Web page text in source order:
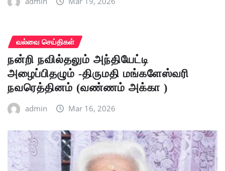
வல்வை செய்திகள்
நன்றி நவில்தலும் அந்தியேட்டி
அழைப்பிதழும் -திருமதி மங்களேஸ்வரி
நவரெத்தினம் (வண்ணம் அக்கா )
admin Mar 16, 2026